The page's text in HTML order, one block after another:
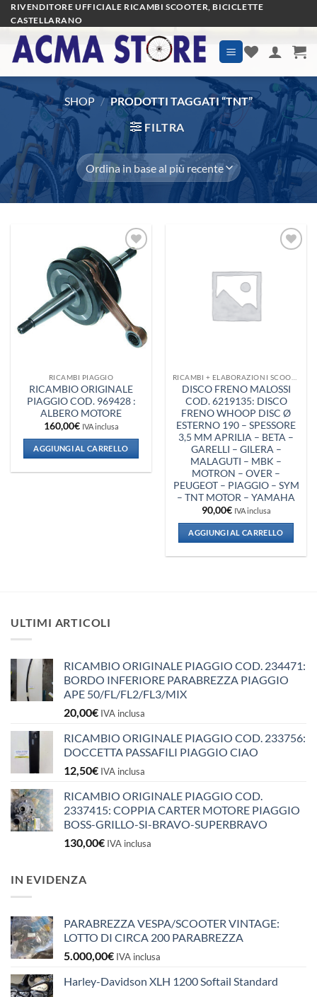
Salta
ai
contenuti
RIVENDITORE UFFICIALE RICAMBI SCOOTER, BICICLETTE
CASTELLARANO
SHOP / PRODOTTI TAGGATI “TNT”
FILTRA
Aggiungi
alla lista
desideri
RICAMBI PIAGGIO
RICAMBIO ORIGINALE
PIAGGIO COD. 969428 :
ALBERO MOTORE
160,00€ IVA inclusa
AGGIUNGI AL CARRELLO
DISCO FRENO MALOSSI
COD. 6219135: DISCO
FRENO WHOOP DISC Ø
ESTERNO 190 – SPESSORE
3,5 MM APRILIA – BETA –
GARELLI – GILERA –
MALAGUTI – MBK –
MOTRON – OVER –
PEUGEOT – PIAGGIO – SYM
– TNT MOTOR – YAMAHA
90,00€ IVA inclusa
AGGIUNGI AL CARRELLO
ULTIMI ARTICOLI
RICAMBIO ORIGINALE PIAGGIO COD. 234471:
BORDO INFERIORE PARABREZZA PIAGGIO
APE 50/FL/FL2/FL3/MIX
20,00€ IVA inclusa
RICAMBIO ORIGINALE PIAGGIO COD. 233756:
DOCCETTA PASSAFILI PIAGGIO CIAO
12,50€ IVA inclusa
RICAMBIO ORIGINALE PIAGGIO COD.
2337415: COPPIA CARTER MOTORE PIAGGIO
BOSS-GRILLO-SI-BRAVO-SUPERBRAVO
130,00€ IVA inclusa
IN EVIDENZA
PARABREZZA VESPA/SCOOTER VINTAGE:
LOTTO DI CIRCA 200 PARABREZZA
5.000,00€ IVA inclusa
Harley-Davidson XLH 1200 Softail Standard